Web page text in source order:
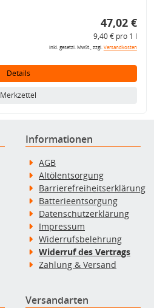
47,02 €
9,40 € pro 1 l
inkl. gesetzl. MwSt., zzgl.Versandkosten
Details
Merkzettel
Informationen
AGB
Altölentsorgung
Barrierefreiheitserklärung
Batterieentsorgung
Datenschutzerklärung
Impressum
Widerrufsbelehrung
Widerruf des Vertrags
Zahlung & Versand
Versandarten